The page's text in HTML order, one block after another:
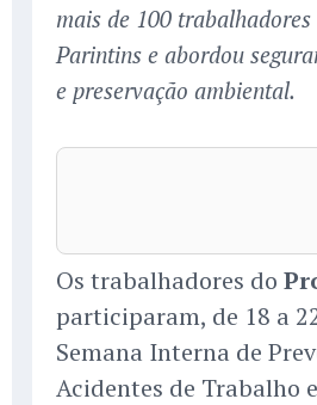
mais de 100
Parintins e abordou
e preservação ambiental.
Os trabalhadores do
participaram, de 18 a
Semana Interna de
Acidentes de Trabalho